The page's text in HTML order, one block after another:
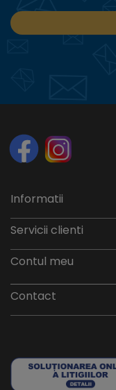
Informatii
Servicii clienti
Contul meu
Contact